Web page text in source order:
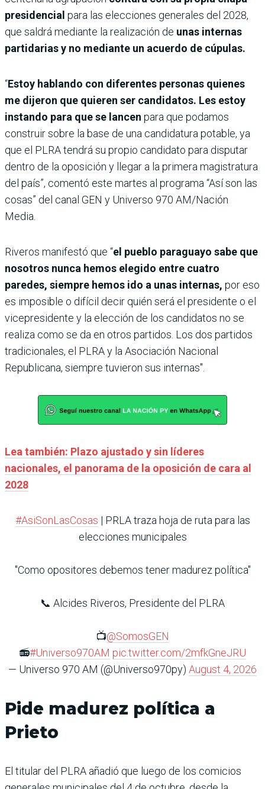
presidencial para las elecciones generales del 2028,
que saldrá mediante la realización de unas internas
partidarias y no mediante un acuerdo de cúpulas.
“Estoy hablando con diferentes personas quienes
me dijeron que quieren ser candidatos. Les estoy
instando para que se lancen para que podamos
construir sobre la base de una candidatura potable, ya
que el PLRA tendrá su propio candidato para disputar
dentro de la oposición y llegar a la primera magistratura
del país”, comentó este martes al programa “Así son las
cosas” del canal GEN y Universo 970 AM/Nación
Media.
Riveros manifestó que “el pueblo paraguayo sabe que
nosotros nunca hemos elegido entre cuatro
paredes, siempre hemos ido a unas internas, por eso
es imposible o difícil decir quién será el presidente o el
vicepresidente y la elección de los candidatos no se
realiza como se da en otros partidos. Los dos partidos
tradicionales, el PLRA y la Asociación Nacional
Republicana, siempre tuvieron sus internas".
Lea también: Plazo ajustado y sin líderes
nacionales, el panorama de la oposición de cara al
2028
#AsiSonLasCosas | PRLA traza hoja de ruta para las
elecciones municipales
"Como opositores debemos tener madurez política"
📞 Alcides Riveros, Presidente del PLRA
📺@SomosGEN
📻#Universo970AM pic.twitter.com/2mfkGneJRU
— Universo 970 AM (@Universo970py) August 4, 2026
Pide madurez política a
Prieto
El titular del PLRA añadió que luego de los comicios